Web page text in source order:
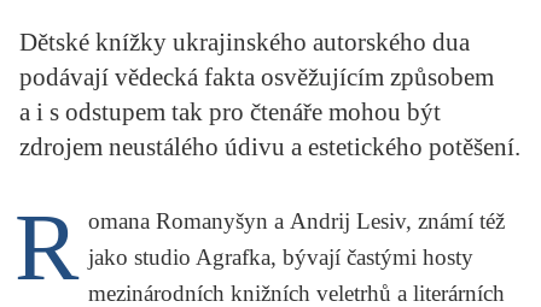
PORTRÉT
KRITIKA PŘEKLADU
UKÁZKA
SLOUPEK
ILIGLOSA
Dětské knížky ukrajinského autorského dua
podávají vědecká fakta osvěžujícím způsobem
a i s odstupem tak pro čtenáře mohou být
zdrojem neustálého údivu a estetického potěšení.
R omana Romanyšyn a Andrij Lesiv, známí též
jako studio Agrafka, bývají častými hosty
mezinárodních knižních veletrhů a literárních